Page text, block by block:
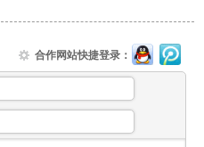
合作网站快捷登录：